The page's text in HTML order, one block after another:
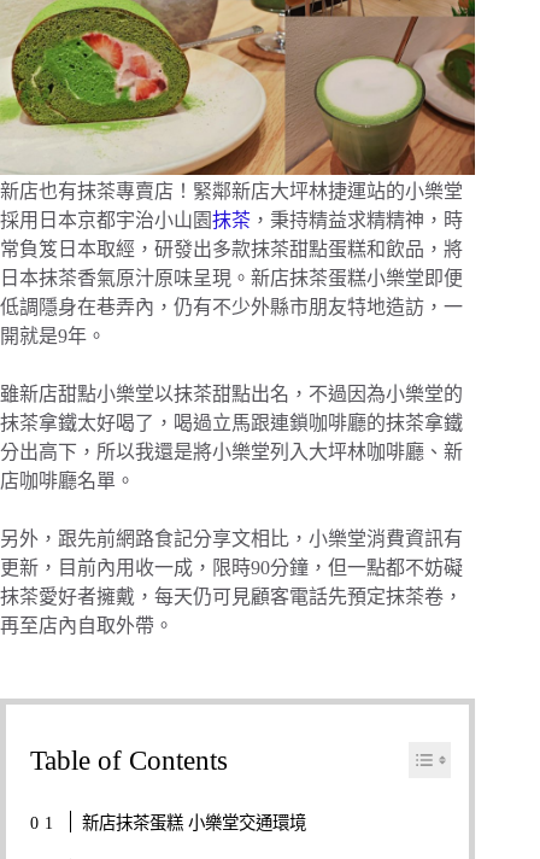
新店也有抹茶專賣店！緊鄰新店大坪林捷運站的小樂堂
採用日本京都宇治小山園抹茶 ，秉持精益求精精神，時
常負笈日本取經，研發出多款抹茶甜點蛋糕和飲品，將
日本抹茶香氣原汁原味呈現。新店抹茶蛋糕小樂堂即便
低調隱身在巷弄內，仍有不少外縣市朋友特地造訪，一
開就是9年。
雖新店甜點小樂堂以抹茶甜點出名，不過因為小樂堂的
抹茶拿鐵太好喝了，喝過立馬跟連鎖咖啡廳的抹茶拿鐵
分出高下，所以我還是將小樂堂列入大坪林咖啡廳、新
店咖啡廳名單。
另外，跟先前網路食記分享文相比，小樂堂消費資訊有
更新，目前內用收一成，限時90分鐘，但一點都不妨礙
抹茶愛好者擁戴，每天仍可見顧客電話先預定抹茶卷，
再至店內自取外帶。
Table of Contents
新店抹茶蛋糕 小樂堂交通環境